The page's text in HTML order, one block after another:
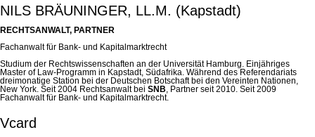
NILS BRÄUNINGER, LL.M. (Kapstadt)
RECHTSANWALT, PARTNER
Fachanwalt für Bank- und Kapitalmarktrecht
Studium der Rechtswissenschaften an der Universität Hamburg. Einjähriges
Master of Law-Programm in Kapstadt, Südafrika. Während des Referendariats
dreimonatige Station bei der Deutschen Botschaft bei den Vereinten Nationen,
New York. Seit 2004 Rechtsanwalt bei SNB, Partner seit 2010. Seit 2009
Fachanwalt für Bank- und Kapitalmarktrecht.
Vcard